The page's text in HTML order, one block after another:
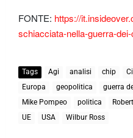
FONTE: https://
schiacciata-nella-guerra-
Tags Agi analisi chip
Europa
geopolitica guerra
Mike Pompeo
politica
UE
USA Wilbur Ross